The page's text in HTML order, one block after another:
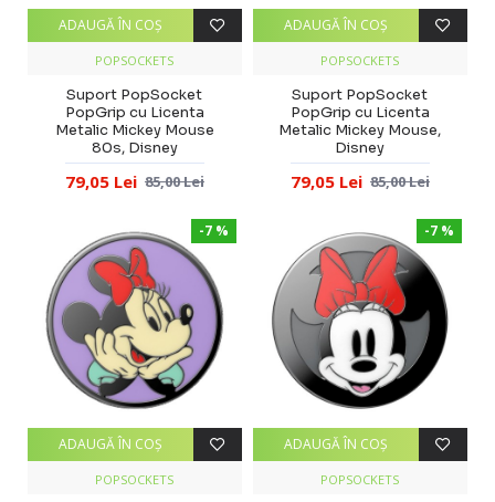
POPSOCKETS
Suport PopSocket
PopGrip cu Licenta
Metalic Mickey Mouse
80s, Disney
79,05 Lei 85,00 Lei
ADAUGĂ ÎN COŞ
POPSOCKETS
Suport PopSocket
PopGrip cu Licenta
Metalic Mickey Mouse,
Disney
79,05 Lei 85,00 Lei
ADAUGĂ ÎN COŞ
-7 %
POPSOCKETS
ADAUGĂ ÎN COŞ
-7 %
POPSOCKETS
ADAUGĂ ÎN COŞ